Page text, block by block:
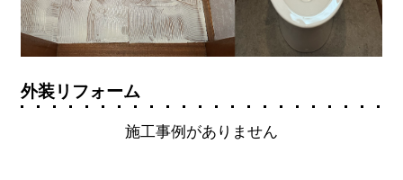
外装リフォーム
施工事例がありません